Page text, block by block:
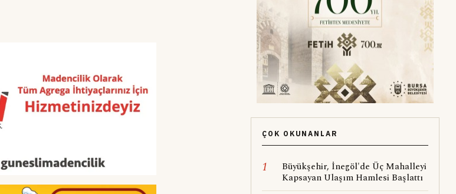
ÇOK OKUNANLAR
1
Büyükşehir, İnegöl'de Üç Mahalleyi
Kapsayan Ulaşım Hamlesi Başlattı